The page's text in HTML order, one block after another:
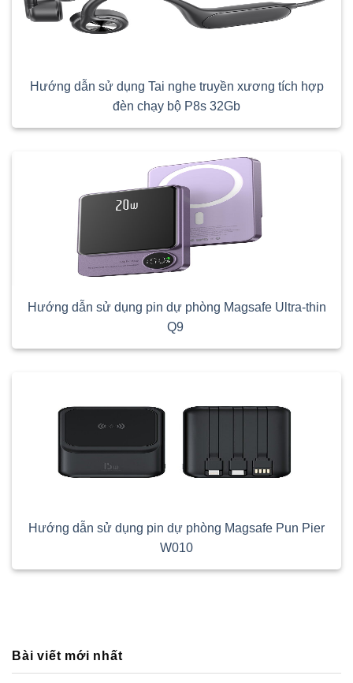
Hướng dẫn sử dụng Tai nghe truyền xương tích hợp
đèn chạy bộ P8s 32Gb
Hướng dẫn sử dụng pin dự phòng Magsafe Ultra-thin
Q9
Hướng dẫn sử dụng pin dự phòng Magsafe Pun Pier
W010
Bài viết mới nhất